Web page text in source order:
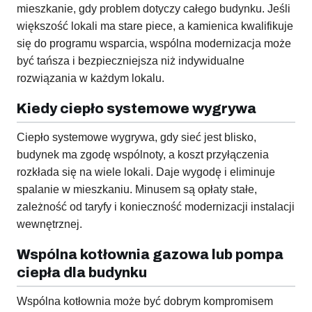
mieszkanie, gdy problem dotyczy całego budynku. Jeśli
większość lokali ma stare piece, a kamienica kwalifikuje
się do programu wsparcia, wspólna modernizacja może
być tańsza i bezpieczniejsza niż indywidualne
rozwiązania w każdym lokalu.
Kiedy ciepło systemowe wygrywa
Ciepło systemowe wygrywa, gdy sieć jest blisko,
budynek ma zgodę wspólnoty, a koszt przyłączenia
rozkłada się na wiele lokali. Daje wygodę i eliminuje
spalanie w mieszkaniu. Minusem są opłaty stałe,
zależność od taryfy i konieczność modernizacji instalacji
wewnętrznej.
Wspólna kotłownia gazowa lub pompa
ciepła dla budynku
Wspólna kotłownia może być dobrym kompromisem